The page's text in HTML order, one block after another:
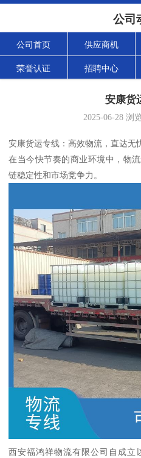
公司
公司首页 供应商机
荣誉认证 招聘中心
安康货
2025-06-28浏
安康货运专线：高效物流，直达无
在当今快节奏的商业环境中，物
链稳定性和市场竞争力。
西安福鸿祥物流有限公司自成立